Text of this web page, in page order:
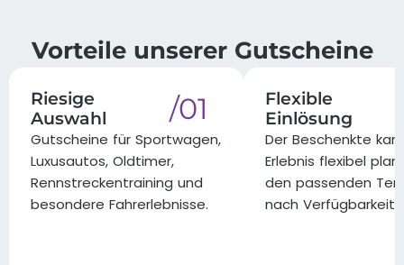
Vorteile unserer Gutscheine
Riesige
Auswahl
/01
Gutscheine für Sportwagen,
Luxusautos, Oldtimer,
Rennstreckentraining und
besondere Fahrerlebnisse.
Flexible
Einlösung
Der Beschenkte
Erlebnis flexibel
den passenden
nach Verfügbarkeit